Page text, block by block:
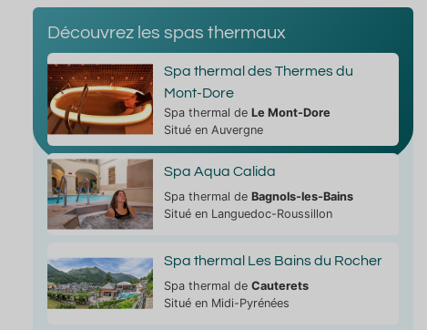
Découvrez les spas thermaux
Spa thermal des Thermes du
Mont-Dore
Spa thermal de Le Mont-Dore
Situé en Auvergne
Spa Aqua Calida
Spa thermal de Bagnols-les-Bains
Situé en Languedoc-Roussillon
Spa thermal Les Bains du Rocher
Spa thermal de Cauterets
Situé en Midi-Pyrénées